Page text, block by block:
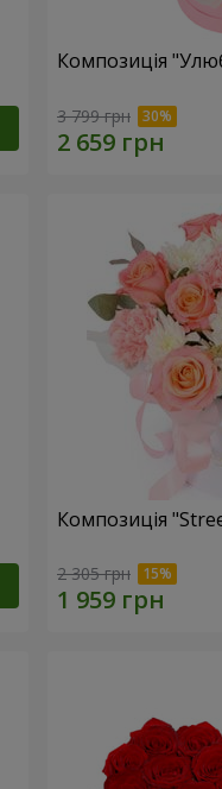
Композиція
3 799 грн
Композиція
2 305 грн